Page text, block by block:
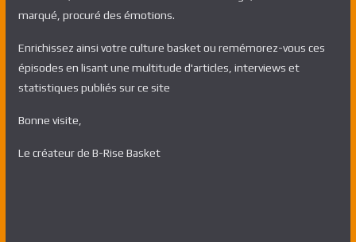
marqué, procuré des émotions.
Enrichissez ainsi votre culture basket ou remémorez-vous ces
épisodes en lisant une multitude d'articles, interviews et
statistiques publiés sur ce site
Bonne visite,
Le créateur de B-Rise Basket